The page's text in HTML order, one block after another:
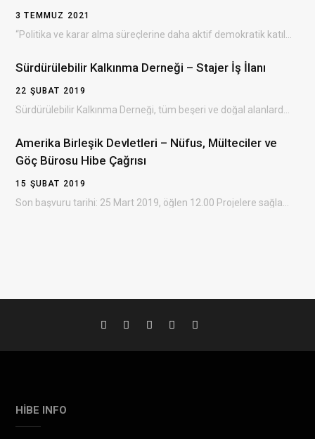
3 TEMMUZ 2021
Sürdürülebilir Kalkınma Derneği – Stajer İş İlanı
22 ŞUBAT 2019
Amerika Birleşik Devletleri – Nüfus, Mülteciler ve
Göç Bürosu Hibe Çağrısı
15 ŞUBAT 2019
HIBE INFO